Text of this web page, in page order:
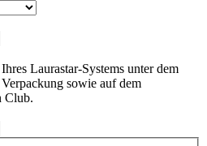
Laurastar-Systems unter dem
sowie auf dem
Club.